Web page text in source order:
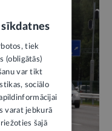
tiek
(obligātās)
var tikt
sociālo
varat jebkurā
šajā